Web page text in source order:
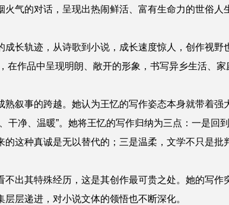
气的对话，呈现出热闹鲜活、富有生命力的世俗人
成长轨迹，从诗歌到小说，成长速度惊人，创作视野
在作品中呈现明朗、敞开的形象，书写异乡生活、家
熟叙事的跨越。她认为王忆的写作姿态本身就带着强
净、温暖”。她将王忆的写作归纳为三点：一是回到
这种真诚是无以替代的；三是温柔，文学不只是批
出其特殊经历，这是其创作最可贵之处。她的写作
层递进，对小说文体的领悟也不断深化。